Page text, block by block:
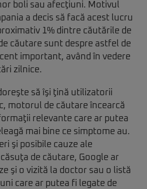
boli sau afecţiuni. Motivul
a decis să facă acest lucru
1% dintre căutările de
căutare sunt despre astfel de
important, având în vedere
zilnice.
să îşi ţină utilizatorii
motorul de căutare încearcă
relevante care ar putea
mai bine ce simptome au.
şi posibile cauze ale
de căutare, Google ar
şi o vizită la doctor sau o listă
care ar putea fi legate de